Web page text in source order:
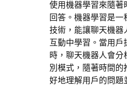
使用機器學習來隨著
回答。機器學習是一
技術，能讓聊天機器
互動中學習。當用戶
時，聊天機器人會分
別模式，隨著時間的
好地理解用戶的問題